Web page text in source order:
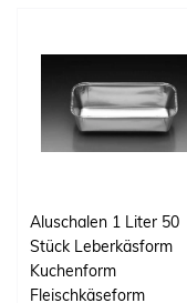
Aluschalen 1 Liter 50
Stück Leberkäsform
Kuchenform
Fleischkäseform